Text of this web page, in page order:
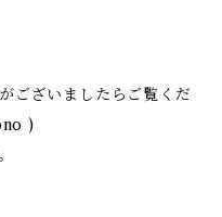
ございましたらご覧くだ
)